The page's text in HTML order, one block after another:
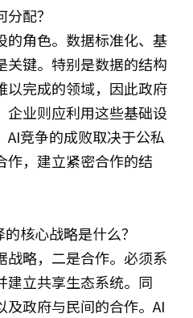
配？
的角色。数据标准化、基
关键。特别是数据的结构
以完成的领域，因此政府
企业则应利用这些基础设
竞争的成败取决于公私
作，建立紧密合作的结
核心战略是什么？
战略，二是合作。必须系
建立共享生态系统。同
政府与民间的合作。AI